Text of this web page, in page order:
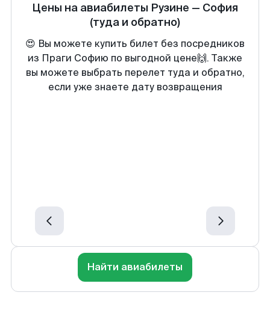
Цены на авиабилеты Рузине — София
(туда и обратно)
😍 Вы можете купить билет без посредников
из Праги Софию по выгодной цене🙌. Также
вы можете выбрать перелет туда и обратно,
если уже знаете дату возвращения
Найти авиабилеты